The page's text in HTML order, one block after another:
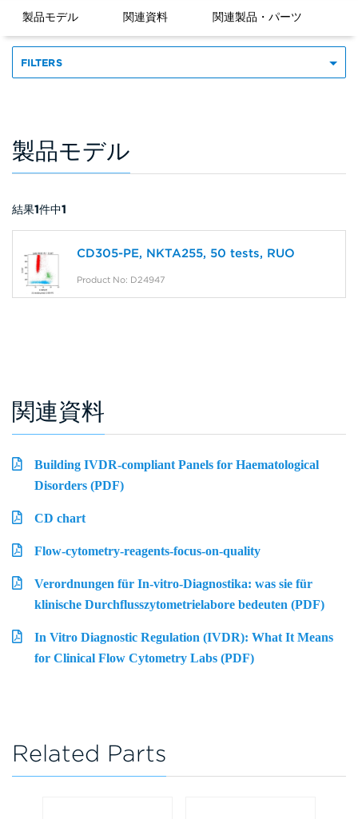
製品モデル 関連資料 関連製品・パーツ
FILTERS
製品モデル
結果1件中1
CD305-PE, NKTA255, 50 tests, RUO
Product No: D24947
関連資料
Building IVDR-compliant Panels for Haematological
Disorders (PDF)
CD chart
Flow-cytometry-reagents-focus-on-quality
Verordnungen für In-vitro-Diagnostika: was sie für
klinische Durchflusszytometrielabore bedeuten (PDF)
In Vitro Diagnostic Regulation (IVDR): What It Means
for Clinical Flow Cytometry Labs (PDF)
Related Parts